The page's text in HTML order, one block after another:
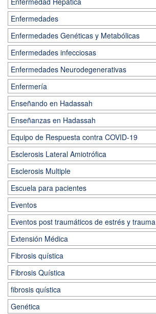
Enfermedades
Enfermedades Genéticas y Metabólicas
Enfermedades infecciosas
Enfermedades Neurodegenerativas
Enfermería
Enseñando en Hadassah
Enseñanzas en Hadassah
Equipo de Respuesta contra COVID-19
Esclerosis Lateral Amiotrófica
Esclerosis Multiple
Escuela para pacientes
Eventos
Eventos post traumáticos de estrés y trauma
Extensión Médica
Fibrosis quística
Fibrosis Quística
fibrosis quística
Genética